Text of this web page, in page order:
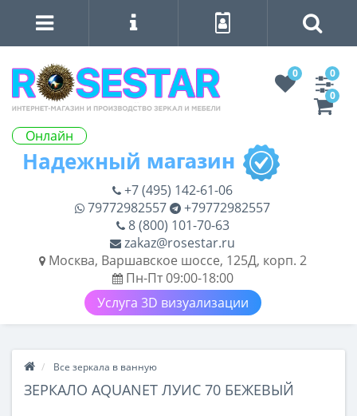
Онлайн
0
0
0
+7 (495) 142-61-06
79772982557
+79772982557
8 (800) 101-70-63
zakaz@rosestar.ru
Москва, Варшавское шоссе, 125Д, корп. 2
Пн-Пт 09:00-18:00
Услуга 3D визуализации
Все зеркала в ванную
ЗЕРКАЛО AQUANET ЛУИС 70 БЕЖЕВЫЙ